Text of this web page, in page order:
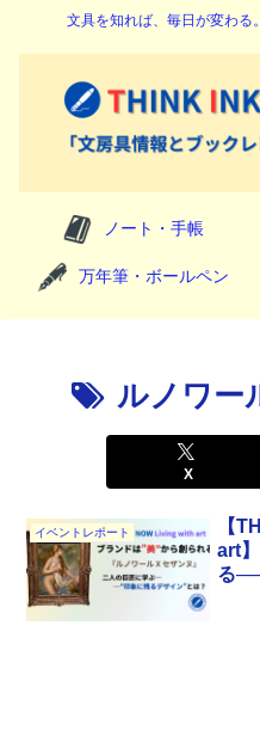
文具を知れば、毎日が変わる
ノート・手帳
万年筆・ボールペン
ルノワー
X
イベントレポート
【
art
る